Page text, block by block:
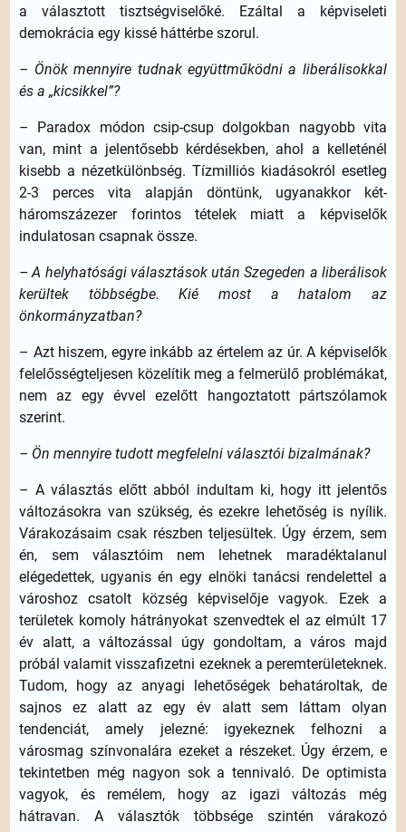
a választott tisztségviselőké. Ezáltal a képviseleti
demokrácia egy kissé háttérbe szorul.
– Önök mennyire tudnak együttműködni a liberálisokkal
és a „kicsikkel”?
– Paradox módon csip-csup dolgokban nagyobb vita
van, mint a jelentősebb kérdésekben, ahol a kelleténél
kisebb a nézetkülönbség. Tízmilliós kiadásokról esetleg
2-3 perces vita alapján döntünk, ugyanakkor két-
háromszázezer forintos tételek miatt a képviselők
indulatosan csapnak össze.
– A helyhatósági választások után Szegeden a liberálisok
kerültek többségbe. Kié most a hatalom az
önkormányzatban?
– Azt hiszem, egyre inkább az értelem az úr. A képviselők
felelősségteljesen közelítik meg a felmerülő problémákat,
nem az egy évvel ezelőtt hangoztatott pártszólamok
szerint.
– Ön mennyire tudott megfelelni választói bizalmának?
– A választás előtt abból indultam ki, hogy itt jelentős
változásokra van szükség, és ezekre lehetőség is nyílik.
Várakozásaim csak részben teljesültek. Úgy érzem, sem
én, sem választóim nem lehetnek maradéktalanul
elégedettek, ugyanis én egy elnöki tanácsi rendelettel a
városhoz csatolt község képviselője vagyok. Ezek a
területek komoly hátrányokat szenvedtek el az elmúlt 17
év alatt, a változással úgy gondoltam, a város majd
próbál valamit visszafizetni ezeknek a peremterületeknek.
Tudom, hogy az anyagi lehetőségek behatároltak, de
sajnos ez alatt az egy év alatt sem láttam olyan
tendenciát, amely jelezné: igyekeznek felhozni a
városmag színvonalára ezeket a részeket. Úgy érzem, e
tekintetben még nagyon sok a tennivaló. De optimista
vagyok, és remélem, hogy az igazi változás még
hátravan. A választók többsége szintén várakozó